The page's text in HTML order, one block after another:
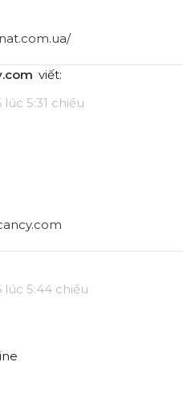
viết:
5:31 chiều
lúc 5:44 chiều